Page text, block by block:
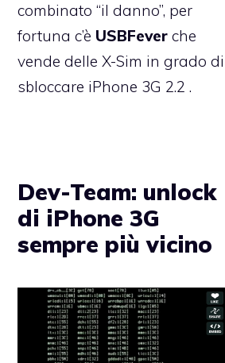
combinato “il danno”, per
fortuna c’è USBFever che
vende delle X-Sim in grado di
sbloccare iPhone 3G 2.2 .
Dev-Team: unlock
di iPhone 3G
sempre più vicino